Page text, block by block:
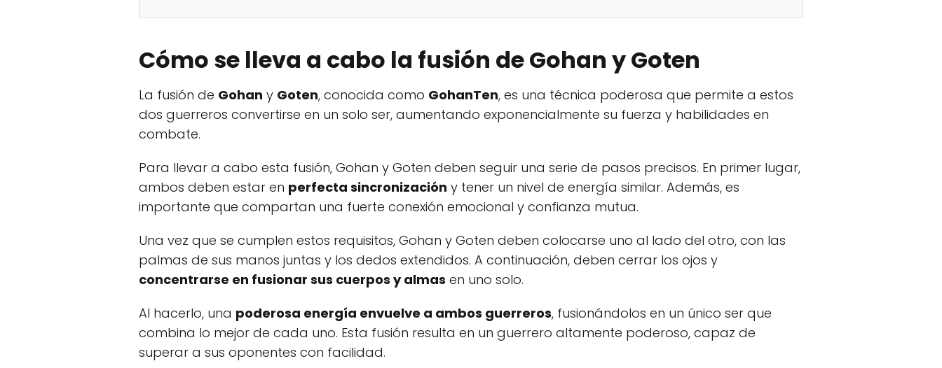
Cómo se lleva a cabo la fusión de Gohan y Goten
La fusión de Gohan y Goten, conocida como GohanTen, es una técnica poderosa que permite a estos
dos guerreros convertirse en un solo ser, aumentando exponencialmente su fuerza y habilidades en
combate.
Para llevar a cabo esta fusión, Gohan y Goten deben seguir una serie de pasos precisos. En primer lugar,
ambos deben estar en perfecta sincronización y tener un nivel de energía similar. Además, es
importante que compartan una fuerte conexión emocional y confianza mutua.
Una vez que se cumplen estos requisitos, Gohan y Goten deben colocarse uno al lado del otro, con las
palmas de sus manos juntas y los dedos extendidos. A continuación, deben cerrar los ojos y
concentrarse en fusionar sus cuerpos y almas en uno solo.
Al hacerlo, una poderosa energía envuelve a ambos guerreros, fusionándolos en un único ser que
combina lo mejor de cada uno. Esta fusión resulta en un guerrero altamente poderoso, capaz de
superar a sus oponentes con facilidad.